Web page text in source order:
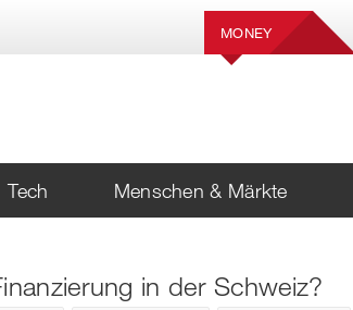
MONEY
Tech Menschen & Märkte
in der Schweiz?